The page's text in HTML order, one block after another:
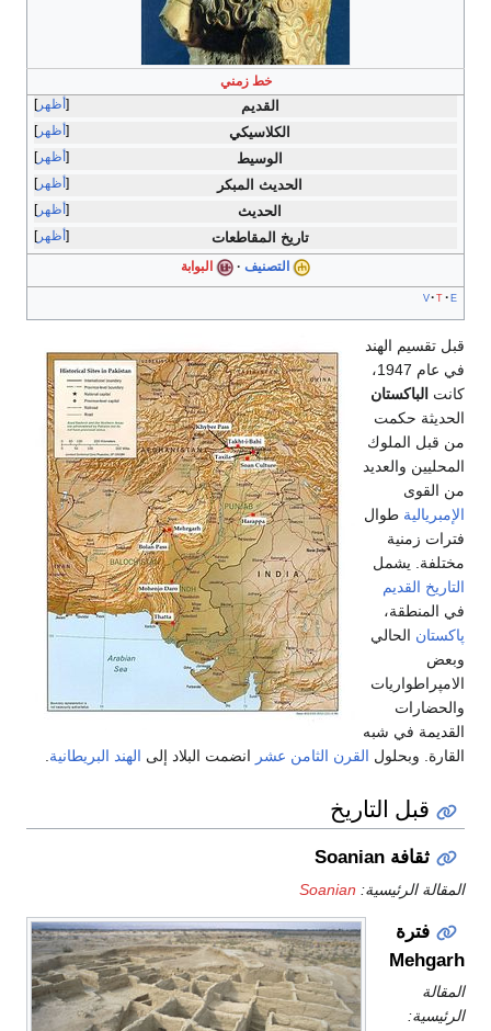
خط زمني
أظهر
القديم
أظهر الكلاسيكي
أظهر الوسيط
أظهر الحديث المبكر
أظهر الحديث
أظهر تاريخ المقاطعات
التصنيف
البوابة
v t e
قبل تقسيم الهند
في عام 1947،
كانت الباكستان
الحديثة حكمت
من قبل الملوك
المحليين والعديد
من القوى
الإمبريالية طوال
فترات زمنية
مختلفة. يشمل
التاريخ القديم
في المنطقة،
پاكستان الحالي
وبعض
الامپراطواريات
والحضارات
القديمة في شبه
القارة. وبحلول القرن الثامن عشر انضمت البلاد إلى الهند البريطانية.
قبل التاريخ
ثقافة Soanian
المقالة الرئيسية: Soanian
فترة
Mehgarh
المقالة
الرئيسية: